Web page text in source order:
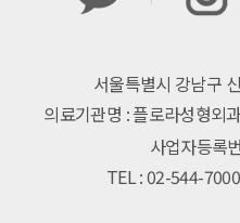
서울특별시 강남구
의료기관명 : 플로라성형외
사업자등록
TEL : 02-544-7000